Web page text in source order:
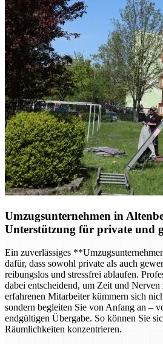
Umzugsunternehmen in
Unterstützung für private und
Ein zuverlässiges
dafür, dass sowohl private als auch
reibungslos und stressfrei ablaufen.
dabei entscheidend, um Zeit und Nerven
erfahrenen Mitarbeiter kümmern sich
sondern begleiten Sie von Anfang an –
endgültigen Übergabe. So können Sie
Räumlichkeiten konzentrieren.